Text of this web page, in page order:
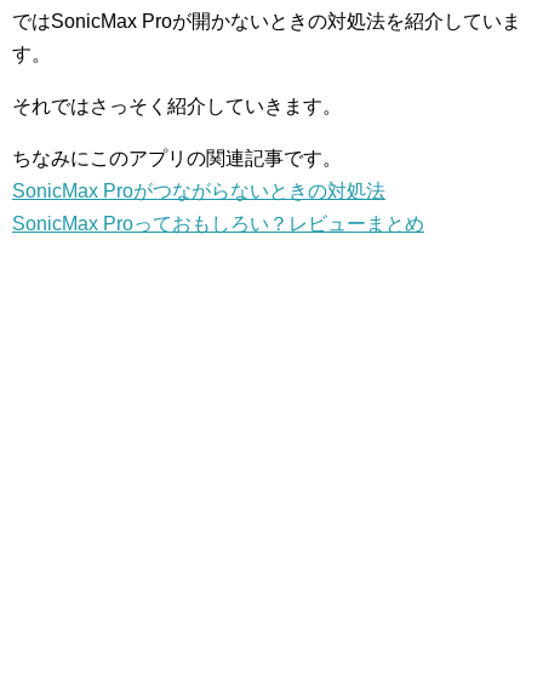
ではSonicMax Proが開かないときの対処法を紹介していま
す。
それではさっそく紹介していきます。
ちなみにこのアプリの関連記事です。
SonicMax Proがつながらないときの対処法
SonicMax Proっておもしろい？レビューまとめ